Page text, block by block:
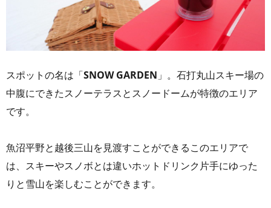
スポットの名は「SNOW GARDEN 」。石打丸山スキー場の
中腹にできたスノーテラスとスノードームが特徴のエリア
です。
魚沼平野と越後三山を見渡すことができるこのエリアで
は、スキーやスノボとは違いホットドリンク片手にゆった
りと雪山を楽しむことができます。